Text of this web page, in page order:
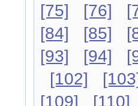
[75]
[76]
[84]
[85]
[93]
[94]
[102]
[109]
[110]